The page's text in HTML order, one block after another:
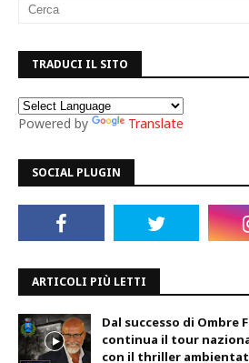
TRADUCI IL SITO
Powered by Translate
SOCIAL PLUGIN
ARTICOLI PIÙ LETTI
Dal successo di Ombre
continua il tour
con il thriller